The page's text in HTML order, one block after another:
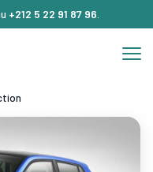
+212 5 22 91 87 96